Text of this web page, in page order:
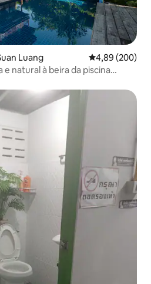
Luang 4,89 de uma
4,89 (200)
natural à beira da piscina